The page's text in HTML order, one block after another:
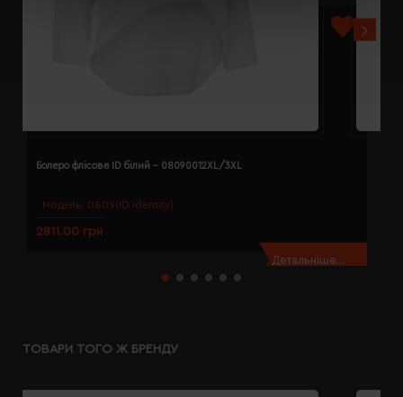
Модель: 0809(ID identity)
Болеро флісове ID білий - 08090012XL/3XL
2811.00 грн
Детальніше...
ТОВАРИ ТОГО Ж БРЕНДУ